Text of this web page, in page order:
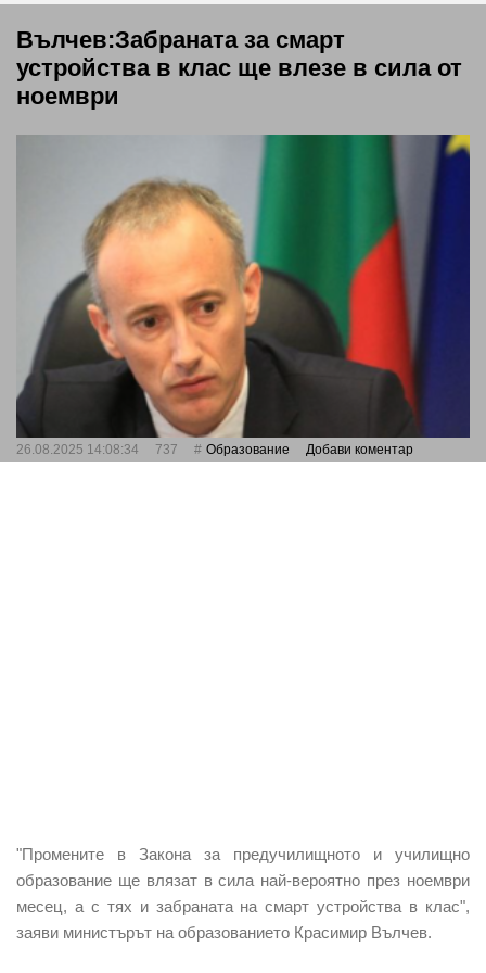
Вълчев:Забраната за смарт
устройства в клас ще влезе в сила от
ноември
26.08.2025 14:08:34 737 Oбразование Добави коментар
"Промените в Закона за предучилищното и училищно
образование ще влязат в сила най-вероятно през ноември
месец, а с тях и забраната на смарт устройства в клас",
заяви министърът на образованието Красимир Вълчев.